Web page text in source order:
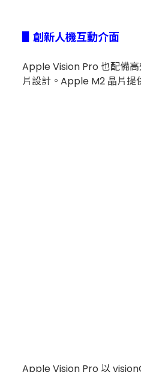
▋創新人機互動介面
Apple Vision Pro 也配備
片設計。Apple M2 晶片提
Apple Vision Pro 以